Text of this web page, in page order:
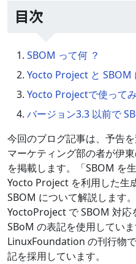
目次
SBOM って何 ？
Yocto Project と SBOM
Yocto Projectで使って
バージョン3.3 以前で
今回のブログ記事は、予告
マーケティング部の者が伊
を掲載します。「SBOM を
Yocto Project を利用した生
SBOM について解説します。
YoctoProject で SBOM 対応
SBoM の表記を使用してい
LinuxFoundation の刊行物
記を採用しています。